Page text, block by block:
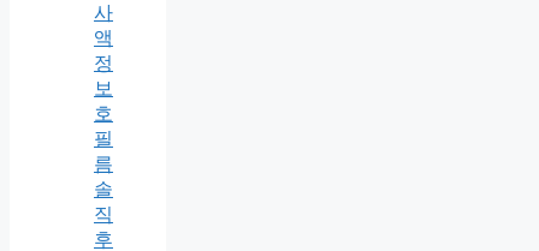
사
액
정
보
호
필
름
솔
직
후